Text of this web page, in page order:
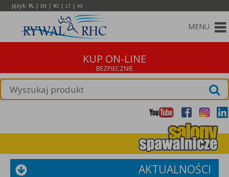
Język: PL | EN | RO | LT | AE
MENU
KUP ON-LINE
AKTUALNOŚCI